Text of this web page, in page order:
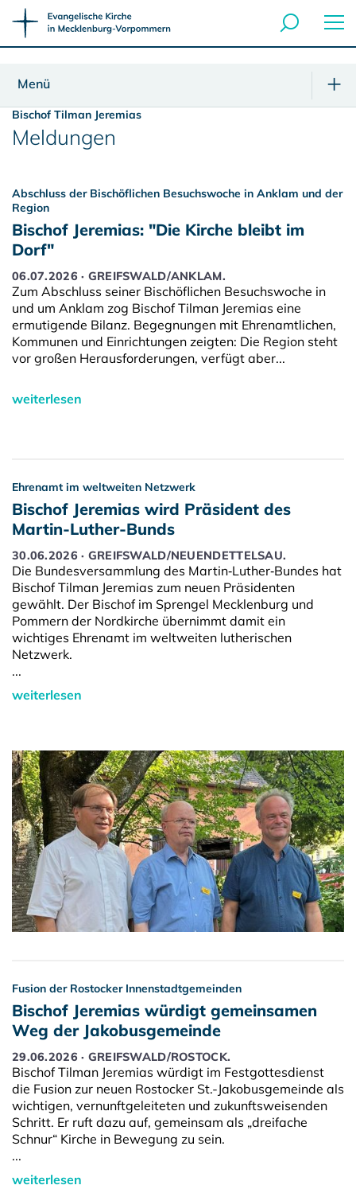
Menü
Bischof Tilman Jeremias
Meldungen
Abschluss der Bischöflichen Besuchswoche in Anklam und der
Region
Bischof Jeremias: "Die Kirche bleibt im
Dorf"
06.07.2026 · GREIFSWALD/ANKLAM.
Zum Abschluss seiner Bischöflichen Besuchswoche in
und um Anklam zog Bischof Tilman Jeremias eine
ermutigende Bilanz. Begegnungen mit Ehrenamtlichen,
Kommunen und Einrichtungen zeigten: Die Region steht
vor großen Herausforderungen, verfügt aber...
weiterlesen
Ehrenamt im weltweiten Netzwerk
Bischof Jeremias wird Präsident des
Martin-Luther-Bunds
30.06.2026 · GREIFSWALD/NEUENDETTELSAU.
Die Bundesversammlung des Martin‑Luther‑Bundes hat
Bischof Tilman Jeremias zum neuen Präsidenten
gewählt. Der Bischof im Sprengel Mecklenburg und
Pommern der Nordkirche übernimmt damit ein
wichtiges Ehrenamt im weltweiten lutherischen
Netzwerk.
...
weiterlesen
Fusion der Rostocker Innenstadtgemeinden
Bischof Jeremias würdigt gemeinsamen
Weg der Jakobusgemeinde
29.06.2026 · GREIFSWALD/ROSTOCK.
Bischof Tilman Jeremias würdigt im Festgottesdienst
die Fusion zur neuen Rostocker St.-Jakobusgemeinde als
wichtigen, vernunftgeleiteten und zukunftsweisenden
Schritt. Er ruft dazu auf, gemeinsam als „dreifache
Schnur“ Kirche in Bewegung zu sein.
...
weiterlesen